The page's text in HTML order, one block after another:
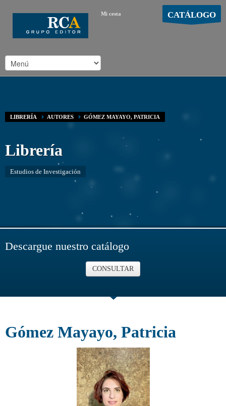
Mi cesta CATÁLOGO
LIBRERÍA AUTORES GÓMEZ MAYAYO, PATRICIA
Librería
Estudios de Investigación
Descargue nuestro catálogo
CONSULTAR
Gómez Mayayo, Patricia